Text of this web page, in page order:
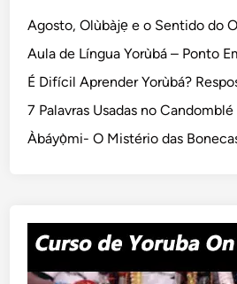
Agosto, Olùbàjẹ e o Sentido do
Aula de Língua Yorùbá – Ponto
É Difícil Aprender Yorùbá?
7 Palavras Usadas no
Àbáyọ̀mi- O Mistério das